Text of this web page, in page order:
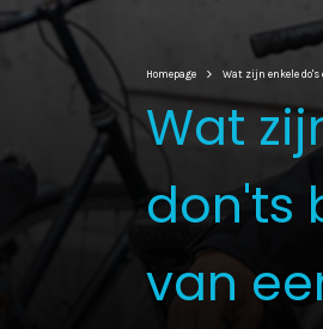
Homepage Wat zijn enkele
Wat
don'ts
van